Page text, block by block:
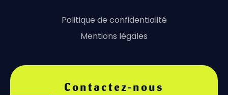
Politique de confidentialité
Mentions légales
Contactez-nous